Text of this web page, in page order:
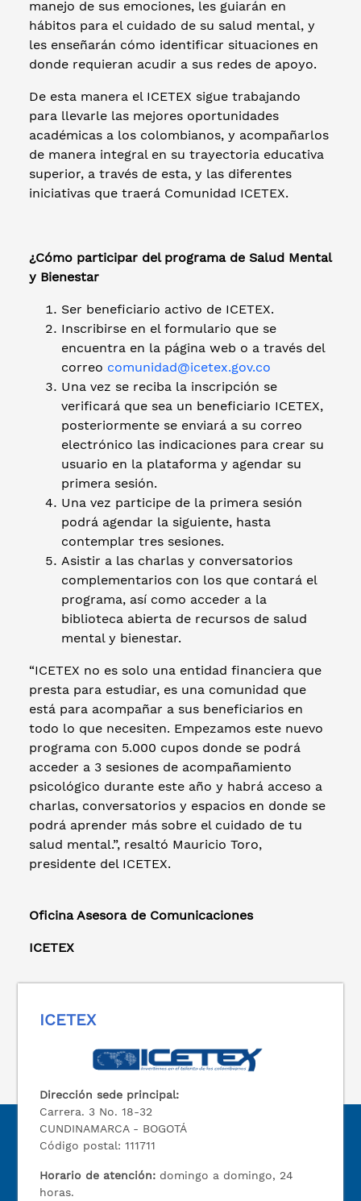
manejo de sus emociones, les guiarán en
hábitos para el cuidado de su salud mental, y
les enseñarán cómo identificar situaciones en
donde requieran acudir a sus redes de apoyo.
De esta manera el ICETEX sigue trabajando
para llevarle las mejores oportunidades
académicas a los colombianos, y acompañarlos
de manera integral en su trayectoria educativa
superior, a través de esta, y las diferentes
iniciativas que traerá Comunidad ICETEX.
¿Cómo participar del programa de Salud Mental
y Bienestar
Ser beneficiario activo de ICETEX.
Inscribirse en el formulario que se
encuentra en la página web o a través del
correo comunidad@icetex.gov.co
Una vez se reciba la inscripción se
verificará que sea un beneficiario ICETEX,
posteriormente se enviará a su correo
electrónico las indicaciones para crear su
usuario en la plataforma y agendar su
primera sesión.
Una vez participe de la primera sesión
podrá agendar la siguiente, hasta
contemplar tres sesiones.
Asistir a las charlas y conversatorios
complementarios con los que contará el
programa, así como acceder a la
biblioteca abierta de recursos de salud
mental y bienestar.
“ICETEX no es solo una entidad financiera que
presta para estudiar, es una comunidad que
está para acompañar a sus beneficiarios en
todo lo que necesiten. Empezamos este nuevo
programa con 5.000 cupos donde se podrá
acceder a 3 sesiones de acompañamiento
psicológico durante este año y habrá acceso a
charlas, conversatorios y espacios en donde se
podrá aprender más sobre el cuidado de tu
salud mental.”, resaltó Mauricio Toro,
presidente del ICETEX.
Oficina Asesora de Comunicaciones
ICETEX
ICETEX
Dirección sede principal:
Carrera. 3 No. 18-32
CUNDINAMARCA - BOGOTÁ
Código postal: 111711
Horario de atención: domingo a domingo, 24
horas.